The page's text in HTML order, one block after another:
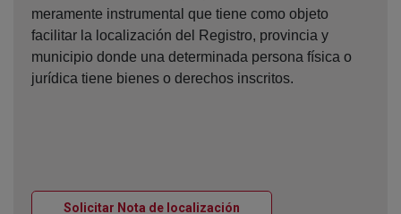
meramente instrumental que tiene como objeto
facilitar la localización del Registro, provincia y
municipio donde una determinada persona física o
jurídica tiene bienes o derechos inscritos.
Solicitar Nota de localización